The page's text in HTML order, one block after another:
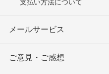
支払い方法について
メールサービス
ご意見・ご感想